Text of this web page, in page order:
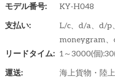
モデル番号:
KY-H048
支払い:
L/c、d/a、d/p
moneygram、
リードタイム: 1～3000(個
運送:
海上貨物・陸